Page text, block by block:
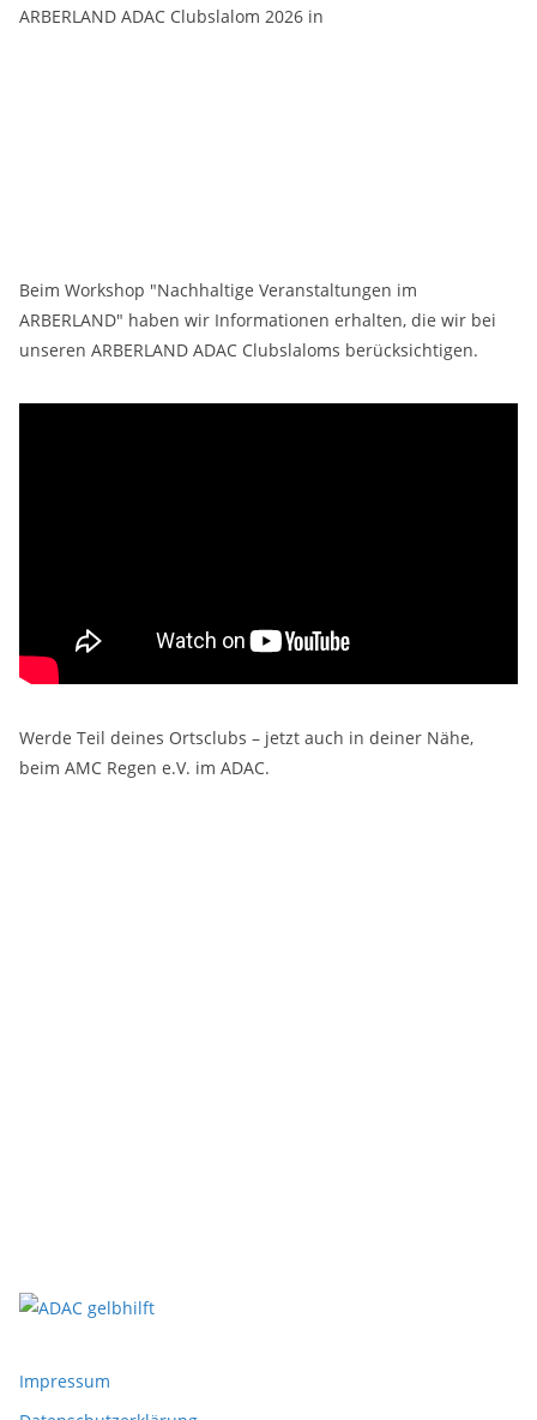
ARBERLAND ADAC Clubslalom 2026 in
Beim Workshop "Nachhaltige Veranstaltungen im
ARBERLAND" haben wir Informationen erhalten, die wir bei
unseren ARBERLAND ADAC Clubslaloms berücksichtigen.
Werde Teil deines Ortsclubs – jetzt auch in deiner Nähe,
beim AMC Regen e.V. im ADAC.
Impressum